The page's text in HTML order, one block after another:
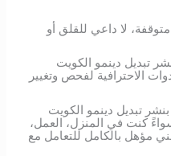
لا داعي للقلق أو
تبديل دينمو الكويت
الاحترافية لفحص وتغيير
تبديل دينمو الكويت
كنت في المنزل، العمل،
مؤهل بالكامل للتعامل مع